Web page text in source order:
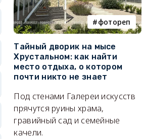
фотореп
Тайный дворик на мысе
Хрустальном: как найти
место отдыха, о котором
почти никто не знает
Под стенами Галереи искусств
прячутся руины храма,
гравийный сад и семейные
качели.